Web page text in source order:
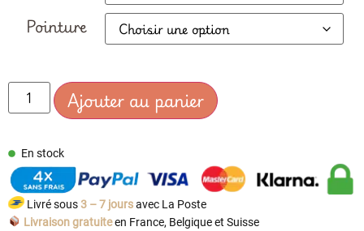
Pointure
Ajouter au panier
En stock
Livré sous3 – 7 joursavec La Poste
Livraison gratuiteen France, Belgique et Suisse